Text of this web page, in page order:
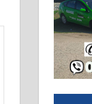
д.о.о.